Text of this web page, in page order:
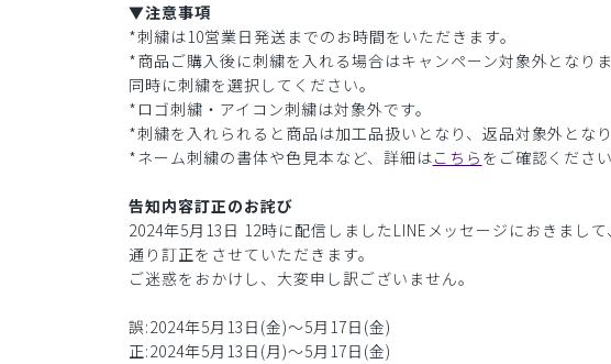
▼注意事項
*刺繍は10営業日発送までのお時間をいただきます。
*商品ご購入後に刺繍を入れる場合はキャンペーン対象外となり
同時に刺繍を選択してください。
*ロゴ刺繍・アイコン刺繍は対象外です。
*刺繍を入れられると商品は加工品扱いとなり、返品対象外とな
*ネーム刺繍の書体や色見本など、詳細はこちら をご確認ください
告知内容訂正のお詫び
2024年5月13日 12時に配信しましたLINEメッセージにおきまし
通り訂正をさせていただきます。
ご迷惑をおかけし、大変申し訳ございません。
誤:2024年5月13日(金)〜5月17日(金)
正:2024年5月13日(月)〜5月17日(金)